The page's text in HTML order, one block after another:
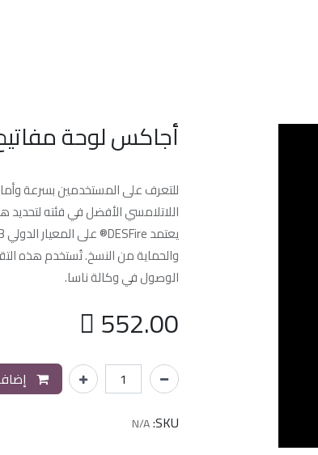
أجاكس لوحة
اللاتلامسي الأفضل في فئته
والحماية من النسخ. تُستخدم هذه
الوصول في وكالة ناسا.
552.00
SKU:
N/A